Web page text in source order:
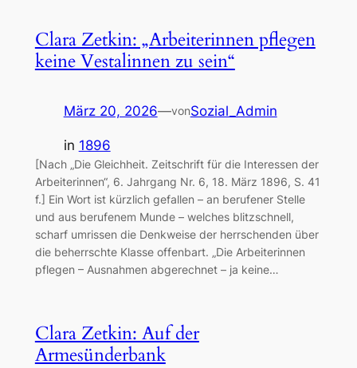
Clara Zetkin: „Arbeiterinnen pflegen
keine Vestalinnen zu sein“
März 20, 2026—vonSozial_Admin
in 1896
[Nach „Die Gleichheit. Zeitschrift für die Interessen der
Arbeiterinnen“, 6. Jahrgang Nr. 6, 18. März 1896, S. 41
f.] Ein Wort ist kürzlich gefallen – an berufener Stelle
und aus berufenem Munde – welches blitzschnell,
scharf umrissen die Denkweise der herrschenden über
die beherrschte Klasse offenbart. „Die Arbeiterinnen
pflegen – Ausnahmen abgerechnet – ja keine…
Clara Zetkin: Auf der
Armesünderbank